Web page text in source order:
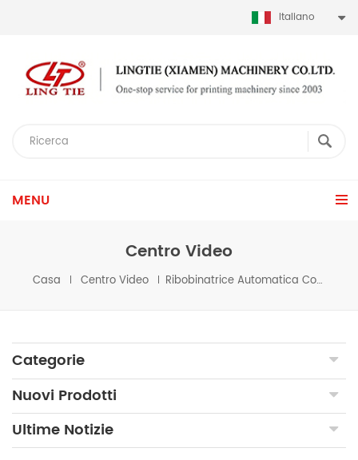
Italiano
MENU
Centro Video
Casa Centro Video Ribobinatrice Automatica Con Taglio
Categorie
Nuovi Prodotti
Ultime Notizie